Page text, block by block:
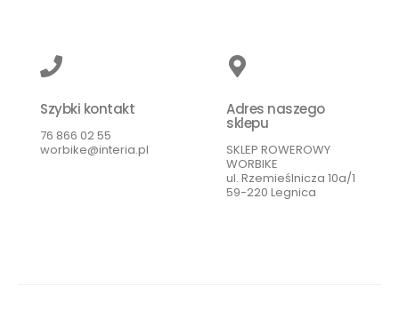
Szybki kontakt
76 866 02 55
worbike@interia.pl
Adres naszego
sklepu
SKLEP ROWEROWY
WORBIKE
ul. Rzemieślnicza 10a/1
59-220 Legnica